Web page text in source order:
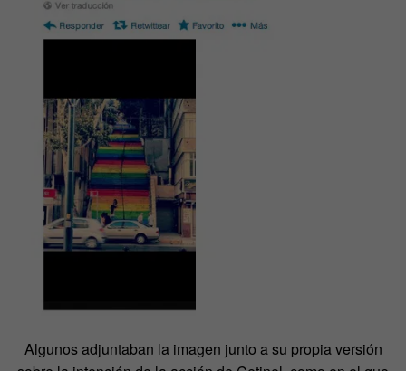
Algunos adjuntaban la imagen junto a su propia versión